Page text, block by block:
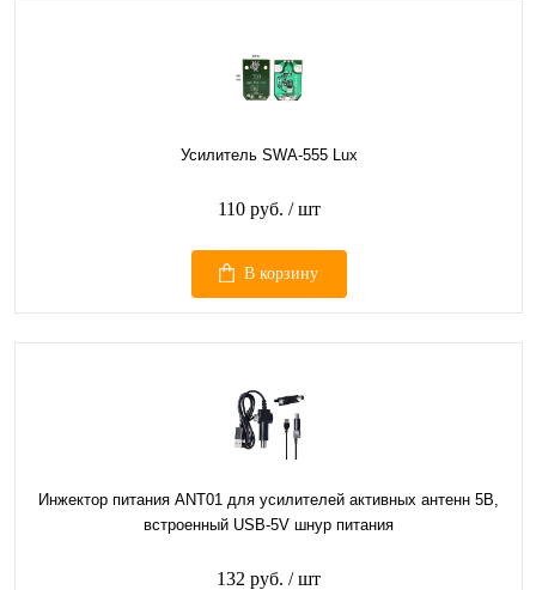
Усилитель SWA-555 Lux
110 руб. / шт
В корзину
Инжектор питания ANT01 для усилителей активных антенн 5В,
встроенный USB-5V шнур питания
132 руб. / шт